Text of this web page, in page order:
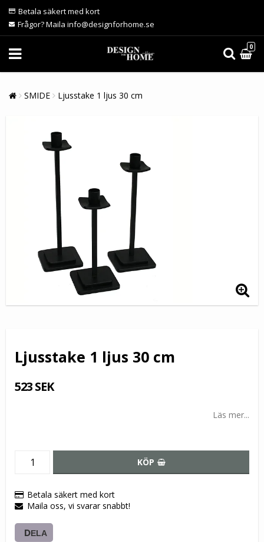
Betala säkert med kort
Frågor? Maila info@designforhome.se
0
SMIDE Ljusstake 1 ljus 30 cm
Ljusstake 1 ljus 30 cm
523 SEK
Läs mer...
KÖP
Betala säkert med kort
Maila oss, vi svarar snabbt!
DELA